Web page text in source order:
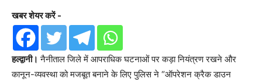
खबर शेयर करें -
हल्द्वानी। नैनीताल जिले में आपराधिक घटनाओं पर कड़ा नियंत्रण रखने और
कानून-व्यवस्था को मजबूत बनाने के लिए पुलिस ने “ऑपरेशन क्रैक डाउन